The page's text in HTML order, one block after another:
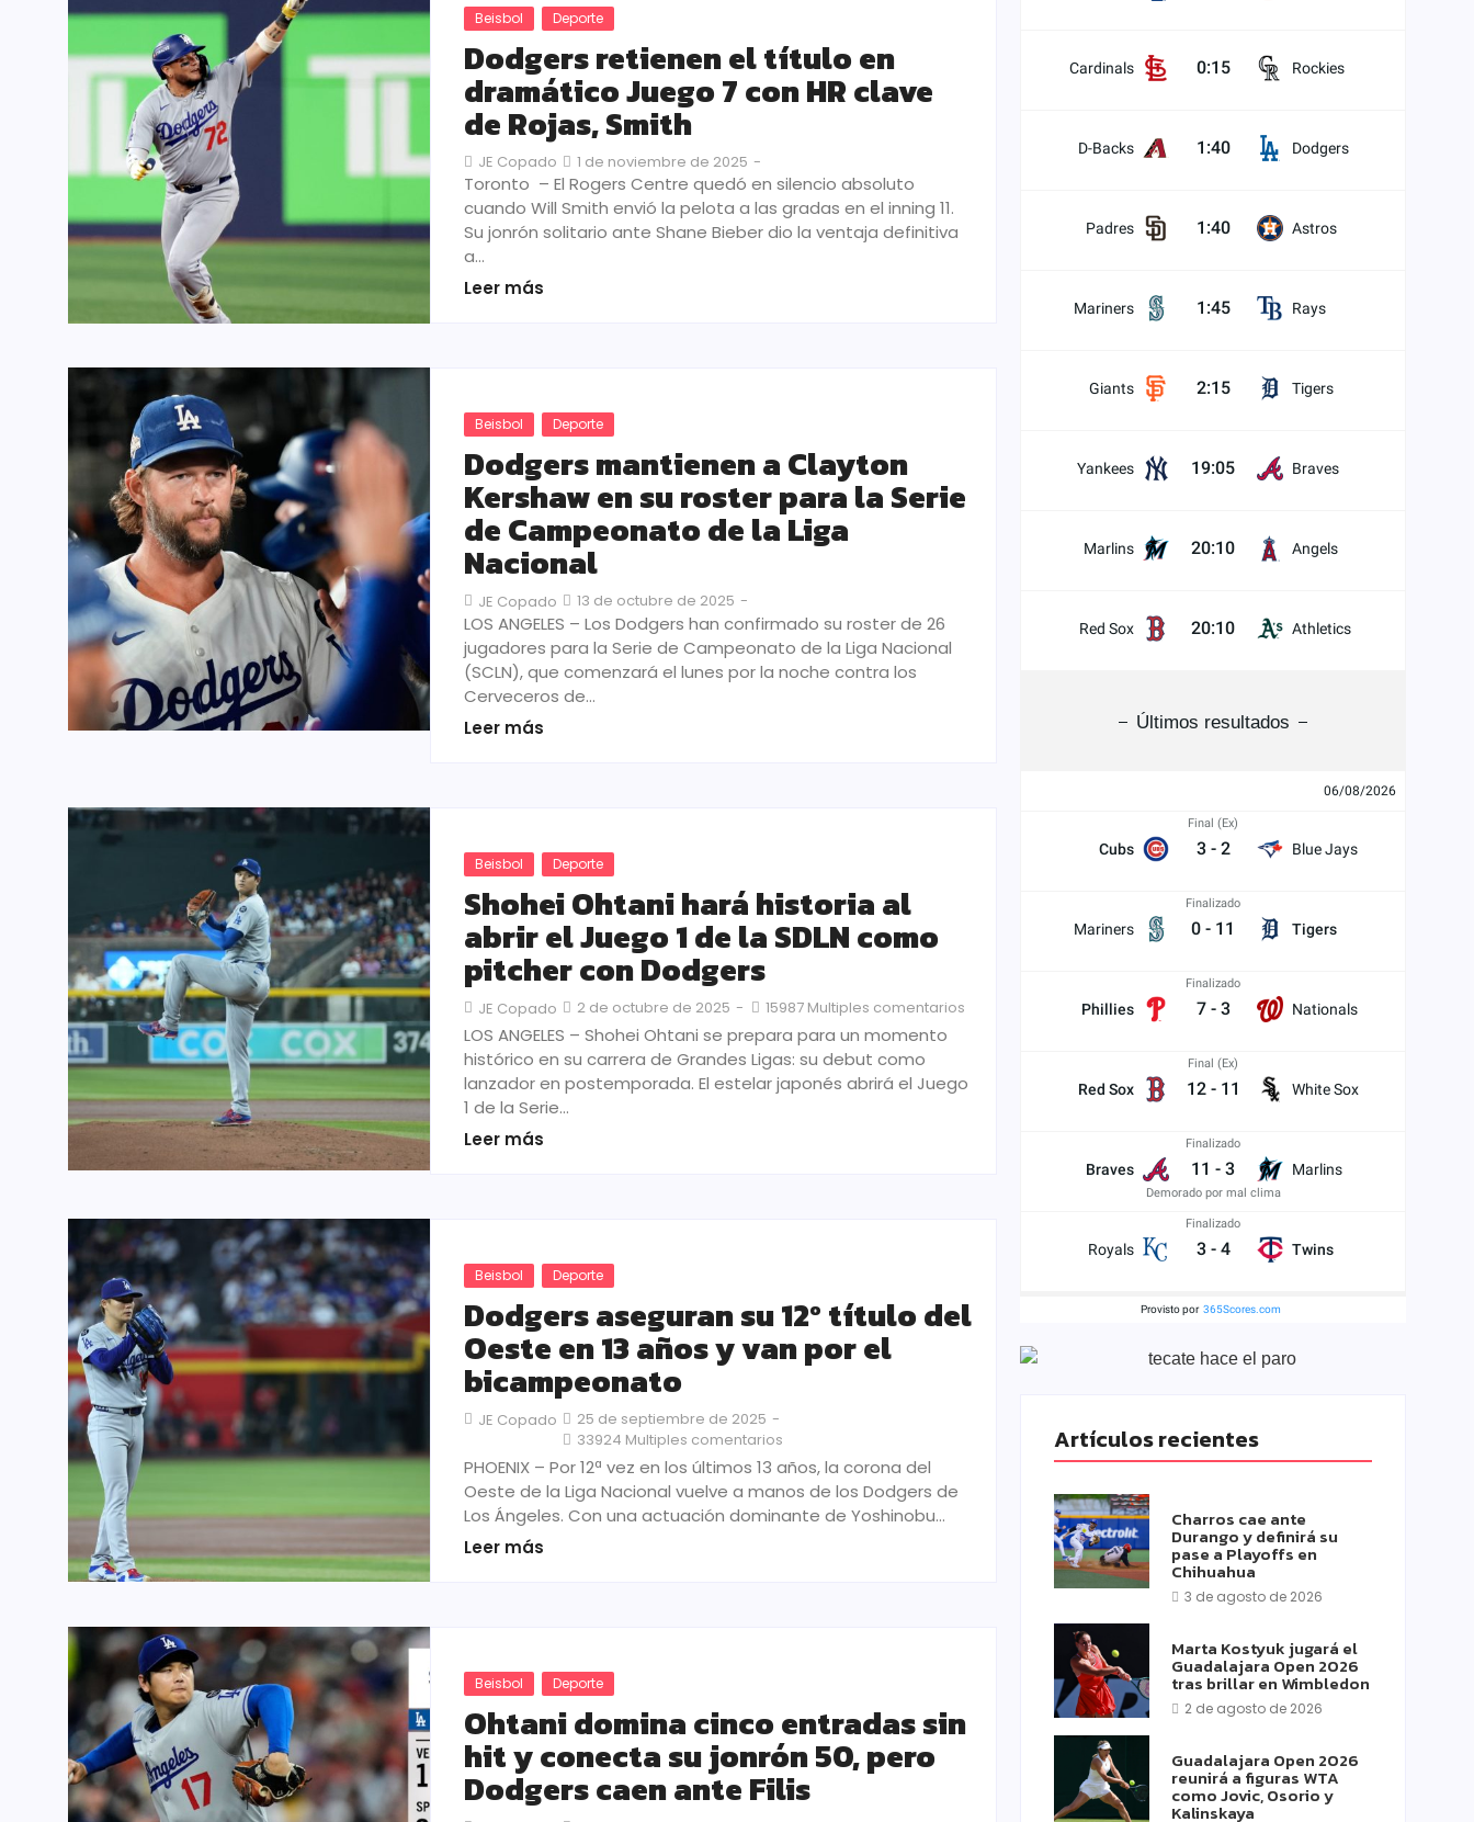
Beisbol Deporte
Dodgers retienen el título en
dramático Juego 7 con HR clave
de Rojas, Smith
JE Copado 1 de noviembre de 2025 -
Toronto – El Rogers Centre quedó en silencio absoluto
cuando Will Smith envió la pelota a las gradas en el inning 11.
Su jonrón solitario ante Shane Bieber dio la ventaja definitiva
a…
Leer más
Beisbol Deporte
Dodgers mantienen a Clayton
Kershaw en su roster para la Serie
de Campeonato de la Liga
Nacional
JE Copado 13 de octubre de 2025 -
LOS ANGELES – Los Dodgers han confirmado su roster de 26
jugadores para la Serie de Campeonato de la Liga Nacional
(SCLN), que comenzará el lunes por la noche contra los
Cerveceros de…
Leer más
Beisbol Deporte
Shohei Ohtani hará historia al
abrir el Juego 1 de la SDLN como
pitcher con Dodgers
JE Copado 2 de octubre de 2025 - 15987 Multiples comentarios
LOS ANGELES – Shohei Ohtani se prepara para un momento
histórico en su carrera de Grandes Ligas: su debut como
lanzador en postemporada. El estelar japonés abrirá el Juego
1 de la Serie…
Leer más
Beisbol Deporte
Dodgers aseguran su 12º título del
Oeste en 13 años y van por el
bicampeonato
JE Copado 25 de septiembre de 2025 -
33924 Multiples comentarios
PHOENIX – Por 12ª vez en los últimos 13 años, la corona del
Oeste de la Liga Nacional vuelve a manos de los Dodgers de
Los Ángeles. Con una actuación dominante de Yoshinobu…
Leer más
Beisbol Deporte
Ohtani domina cinco entradas sin
hit y conecta su jonrón 50, pero
Dodgers caen ante Filis
Cardinals 0:15 Rockies
D-Backs 1:40 Dodgers
Padres 1:40 Astros
Mariners 1:45 Rays
Giants 2:15 Tigers
Yankees 19:05 Braves
Marlins 20:10 Angels
Red Sox 20:10 Athletics
Últimos resultados
06/08/2026
Cubs
Final (Ex)
3 - 2 Blue Jays
Mariners
Finalizado
0 - 11 Tigers
Phillies
Finalizado
7 - 3 Nationals
Red Sox
Final (Ex)
12 - 11 White Sox
Braves
Finalizado
11 - 3
Demorado por mal clima
Marlins
Royals
Finalizado
3 - 4 Twins
Provisto por 365Scores.com
Artículos recientes
Charros cae ante
Durango y definirá su
pase a Playoffs en
Chihuahua
3 de agosto de 2026
Marta Kostyuk jugará el
Guadalajara Open 2026
tras brillar en Wimbledon
2 de agosto de 2026
Guadalajara Open 2026
reunirá a figuras WTA
como Jovic, Osorio y
Kalinskaya